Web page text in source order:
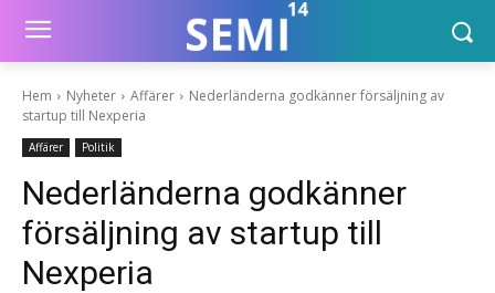
Hem Nyheter Affärer
Nederländerna godkänner försäljning av
startup till Nexperia
Affärer Politik
Nederländerna godkänner
försäljning av startup till
Nexperia